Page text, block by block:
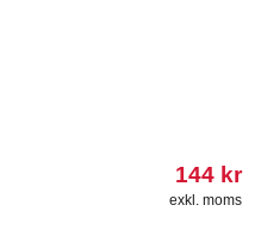
144 kr
exkl. moms